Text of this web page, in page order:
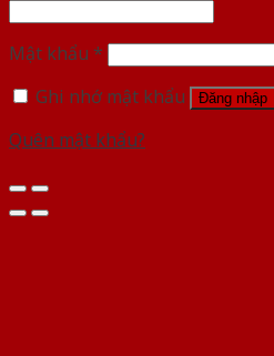
Mật khẩu *
Ghi nhớ mật khẩu
Đăng nhập
Quên mật khẩu?